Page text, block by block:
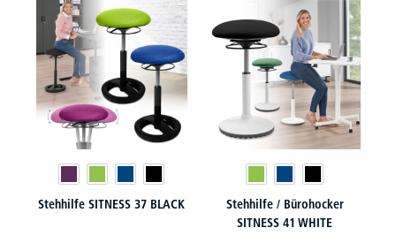
Stehhilfe SITNESS 37 BLACK
Stehhilfe / Bürohocker
SITNESS 41 WHITE